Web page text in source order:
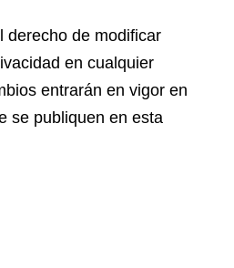
derecho de modificar
en cualquier
entrarán en vigor en
se publiquen en esta